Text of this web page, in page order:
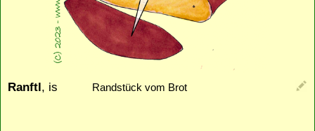
Ranftl, is Randstück vom Brot